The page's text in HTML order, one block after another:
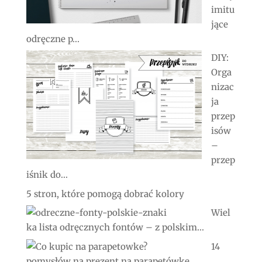
imitu
jące
odręczne p...
DIY:
Orga
nizac
ja
przep
isów
–
przep
iśnik do...
5 stron, które pomogą dobrać kolory
Wiel
ka lista odręcznych fontów – z polskim...
14